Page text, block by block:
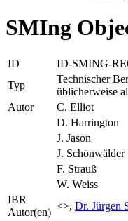
SMIng
ID
ID-SMING-
Typ
Technischer
üblicherweise
Autor
C. Elliot
D. Harrington
J. Jason
J. Schönwälder
F. Strauß
W. Weiss
IBR
Autor(en)
<>, Dr. Jürgen